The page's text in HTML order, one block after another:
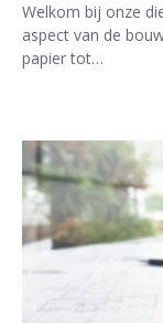
Welkom bij onze
aspect van de
papier tot…